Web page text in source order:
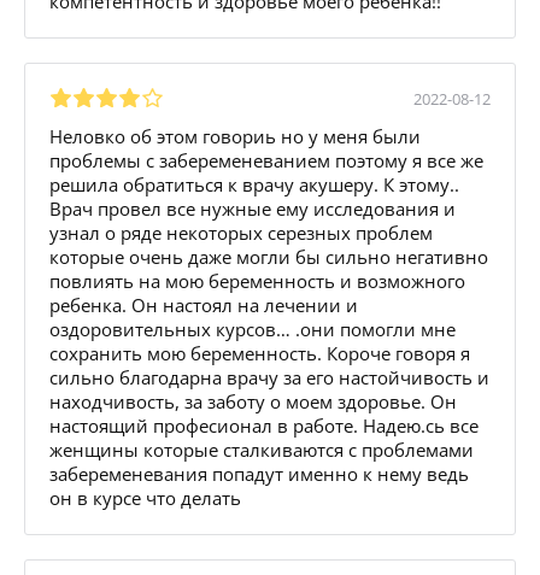
2022-08-12
Неловко об этом говориь но у меня были
проблемы с забеременеванием поэтому я все же
решила обратиться к врачу акушеру. К этому..
Врач провел все нужные ему исследования и
узнал о ряде некоторых серезных проблем
которые очень даже могли бы сильно негативно
повлиять на мою беременность и возможного
ребенка. Он настоял на лечении и
оздоровительных курсов… .они помогли мне
сохранить мою беременность. Короче говоря я
сильно благодарна врачу за его настойчивость и
находчивость, за заботу о моем здоровье. Он
настоящий професионал в работе. Надею.сь все
женщины которые сталкиваются с проблемами
забеременевания попадут именно к нему ведь
он в курсе что делать